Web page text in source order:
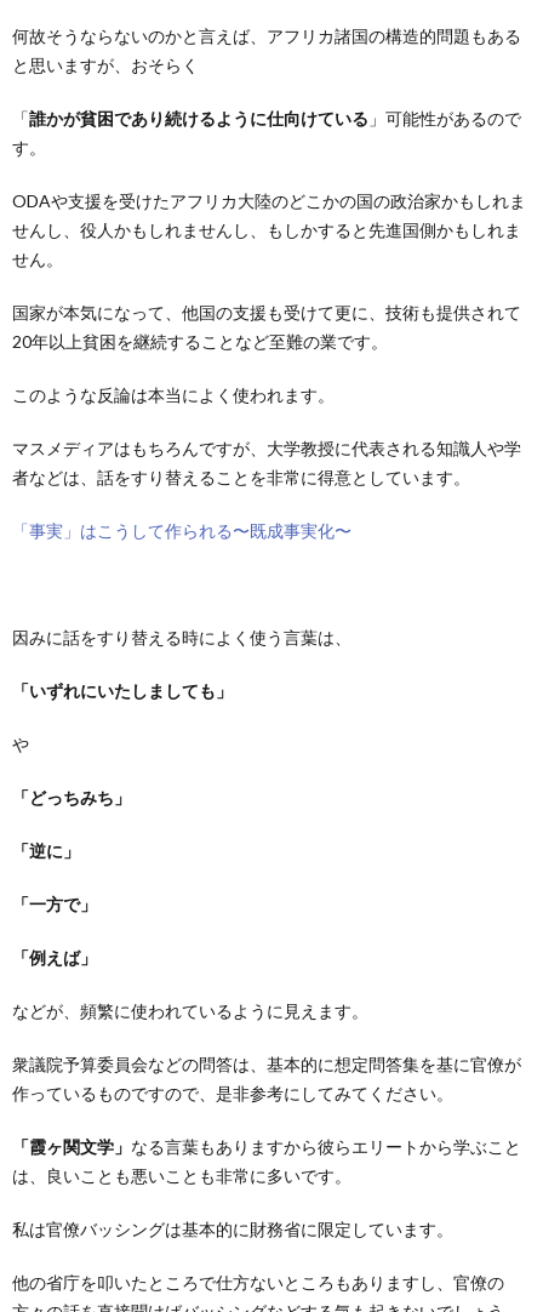
何故そうならないのかと言えば、アフリカ諸国の構造的問題もある
と思いますが、おそらく
「誰かが貧困であり続けるように仕向けている 」可能性があるので
す。
ODAや支援を受けたアフリカ大陸のどこかの国の政治家かもしれま
せんし、役人かもしれませんし、もしかすると先進国側かもしれま
せん。
国家が本気になって、他国の支援も受けて更に、技術も提供されて
20年以上貧困を継続することなど至難の業です。
このような反論は本当によく使われます。
マスメディアはもちろんですが、大学教授に代表される知識人や学
者などは、話をすり替えることを非常に得意としています。
「事実」はこうして作られる〜既成事実化〜
因みに話をすり替える時によく使う言葉は、
「いずれにいたしましても」
や
「どっちみち」
「逆に」
「一方で」
「例えば」
などが、頻繁に使われているように見えます。
衆議院予算委員会などの問答は、基本的に想定問答集を基に官僚が
作っているものですので、是非参考にしてみてください。
「霞ヶ関文学」 なる言葉もありますから彼らエリートから学ぶこと
は、良いことも悪いことも非常に多いです。
私は官僚バッシングは基本的に財務省に限定しています。
他の省庁を叩いたところで仕方ないところもありますし、官僚の